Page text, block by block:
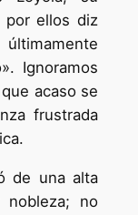
por ellos diz
Ignoramos
acaso se
frustrada
de una alta
no